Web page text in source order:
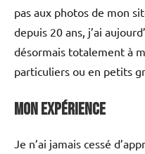
pas aux photos de mon
depuis 20 ans, j’ai
désormais totalement à
particuliers ou en petits
Mon expérience
Je n’ai jamais cessé